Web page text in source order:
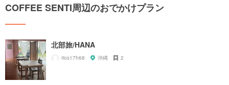
COFFEE SENTI周辺のおでかけプラン
北部旅/HANA
rios17h68 沖縄 2